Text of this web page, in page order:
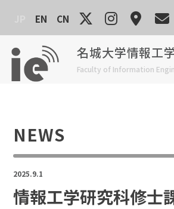
content
名城大学情報工
Faculty of Information
EN CN
NEWS
2025.9.1
情報工学研究科修士